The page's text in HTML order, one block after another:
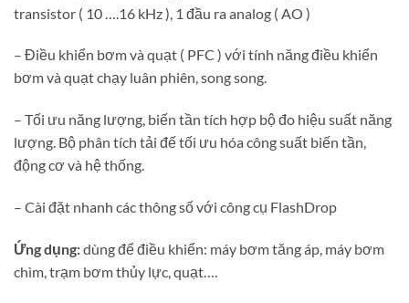
transistor ( 10 ….16 kHz ), 1 đầu ra analog ( AO )
– Điều khiển bơm và quạt ( PFC ) với tính năng điều khiển
bơm và quạt chạy luân phiên, song song.
– Tối ưu năng lượng, biến tần tích hợp bộ đo hiệu suất năng
lượng. Bộ phân tích tải đế tối ưu hóa công suất biến tần,
động cơ và hệ thống.
– Cài đặt nhanh các thông số với công cụ FlashDrop
Ứng dụng:dùng để điều khiển: máy bơm tăng áp, máy bơm
chìm, trạm bơm thủy lực, quạt….